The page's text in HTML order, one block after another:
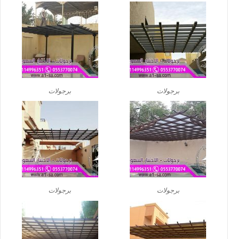
برجولات برجولات
برجولات برجولات